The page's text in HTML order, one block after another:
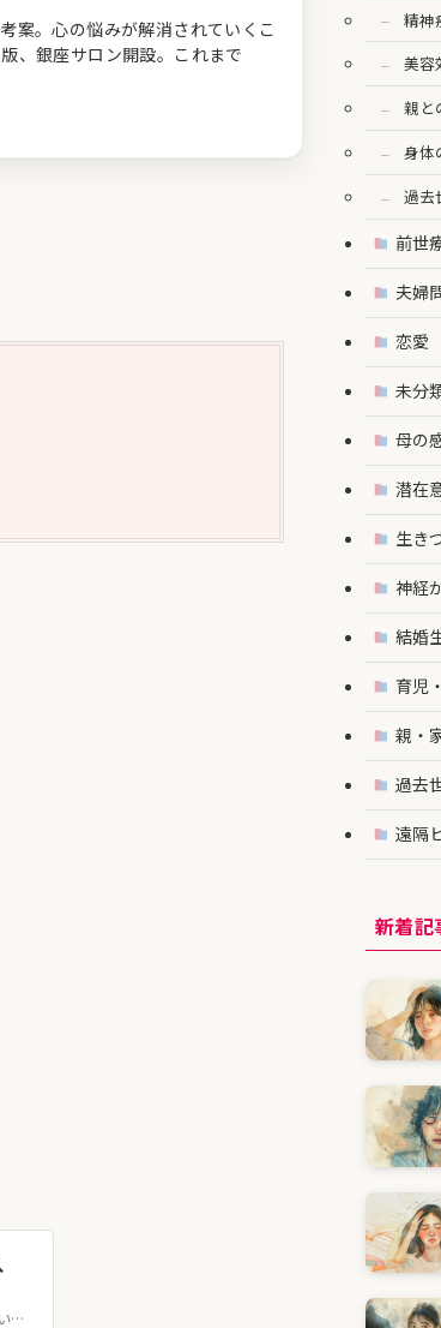
案。心の悩みが解消されていくこ
、銀座サロン開設。これまで
お申し込み | アニカ いやしの技術 | 心の悩みが消える不思議な力 | 人間関係、家族、先祖、過去世をいやします –
精神
美容
親と
身体
過去
前世
夫婦
恋愛
未分
母の
潜在
生き
神経
結婚
育児
親・
過去
遠隔
新着記